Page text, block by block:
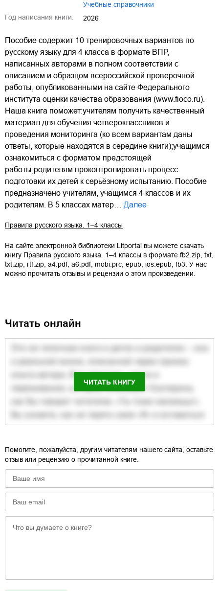
учебные справочники
Год написания книги:
2026
Пособие содержит 10 тренировочных вариантов по
русскому языку для 4 класса в формате ВПР,
написанных авторами в полном соответствии с
описанием и образцом всероссийской проверочной
работы, опубликованными на сайте Федерального
института оценки качества образования (www.fioco.ru).
Наша книга поможет:учителям получить качественный
материал для обучения четвероклассников и
проведения мониторинга (ко всем вариантам даны
ответы, которые находятся в середине книги);учащимся
ознакомиться с форматом предстоящей
работы;родителям проконтролировать процесс
подготовки их детей к серьёзному испытанию. Пособие
предназначено учителям, учащимся 4 классов и их
родителям. В 5 классах матер…
Далее
Правила русского языка. 1–4 классы
На сайте электронной библиотеки Litportal вы можете скачать
книгу Правила русского языка. 1–4 классы в формате fb2.zip txt
txt.zip rtf.zip a4.pdf, a6.pdf, mobi.prc epub ios.epub fb3 . У нас
можно прочитать отзывы и рецензии о этом произведении.
Читать онлайн
ЧИТАТЬ КНИГУ
Помогите, пожалуйста, другим читателям нашего сайта, оставьте
отзыв или рецензию о прочитанной книге.